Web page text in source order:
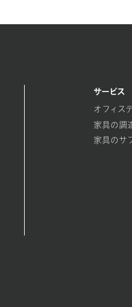
サービス
オフィス
家具の調
家具のサ